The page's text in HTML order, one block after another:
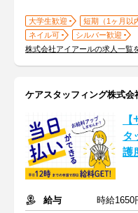
大学生歓迎 短期（1ヶ月以
ネイル可
シルバー歓迎
株式会社アイアールの求人一覧
ケアスタッフィング株式会
タ
護
給与 時給1650